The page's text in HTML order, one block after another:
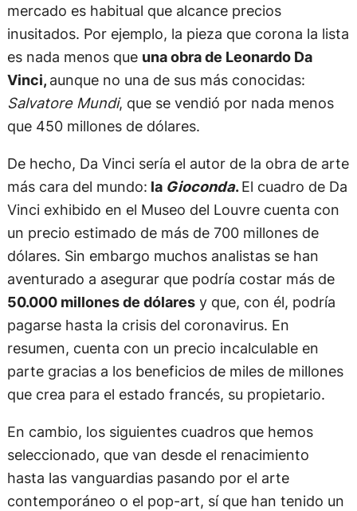
mercado es habitual que alcance precios
inusitados. Por ejemplo, la pieza que corona la lista
es nada menos que una obra de Leonardo Da
Vinci, aunque no una de sus más conocidas:
Salvatore Mundi, que se vendió por nada menos
que 450 millones de dólares.
De hecho, Da Vinci sería el autor de la obra de arte
más cara del mundo: la Gioconda.El cuadro de Da
Vinci exhibido en el Museo del Louvre cuenta con
un precio estimado de más de 700 millones de
dólares. Sin embargo muchos analistas se han
aventurado a asegurar que podría costar más de
50.000 millones de dólaresy que, con él, podría
pagarse hasta la crisis del coronavirus. En
resumen, cuenta con un precio incalculable en
parte gracias a los beneficios de miles de millones
que crea para el estado francés, su propietario.
En cambio, los siguientes cuadros que hemos
seleccionado, que van desde el renacimiento
hasta las vanguardias pasando por el arte
contemporáneo o el pop-art, sí que han tenido un